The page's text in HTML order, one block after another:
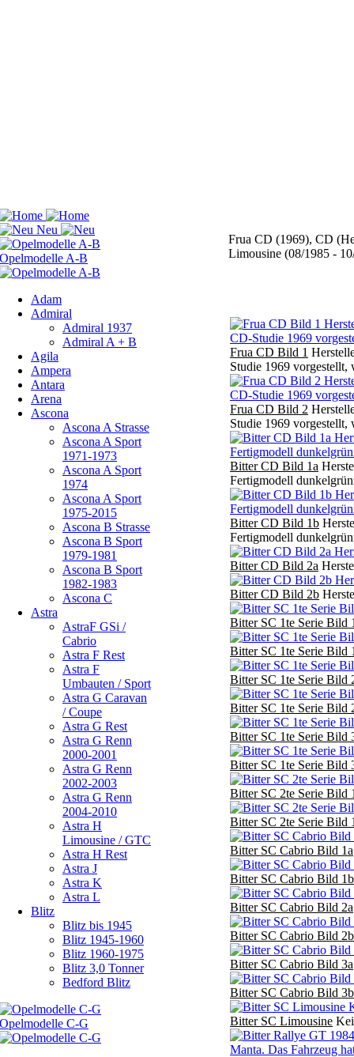
Adam
Admiral
Admiral 1937
Admiral A + B
Agila
Ampera
Antara
Arena
Ascona
Ascona A Strasse
Ascona A Sport
1971-1973
Ascona A Sport
1974
Ascona A Sport
1975-2015
Ascona B Strasse
Ascona B Sport
1979-1981
Ascona B Sport
1982-1983
Ascona C
Astra
AstraF GSi /
Cabrio
Astra F Rest
Astra F
Umbauten / Sport
Astra G Caravan
/ Coupe
Astra G Rest
Astra G Renn
2000-2001
Astra G Renn
2002-2003
Astra G Renn
2004-2010
Astra H
Limousine / GTC
Astra H Rest
Astra J
Astra K
Astra L
Blitz
Blitz bis 1945
Blitz 1945-1960
Blitz 1960-1975
Blitz 3,0 Tonner
Bedford Blitz
Frua CD Bild 1
Studie 1969 vorgestellt,
Frua CD Bild 2
Studie 1969 vorgestellt,
Bitter CD Bild 1a
Fertigmodell
Bitter CD Bild 1b
Fertigmodell
Bitter CD Bild 2a
Bitter CD Bild 2b
Bitter SC 1te Serie Bild
Bitter SC 1te Serie Bild
Bitter SC 1te Serie Bild
Bitter SC 1te Serie Bild
Bitter SC 1te Serie Bild
Bitter SC 1te Serie Bild
Bitter SC 2te Serie Bild
Bitter SC 2te Serie Bild
Bitter SC Cabrio Bild 1a
Bitter SC Cabrio Bild 1b
Bitter SC Cabrio Bild 2a
Bitter SC Cabrio Bild 2b
Bitter SC Cabrio Bild 3a
Bitter SC Cabrio Bild 3b
Bitter SC Limousine
Frua CD (1969), CD
Limousine (08/1985 -